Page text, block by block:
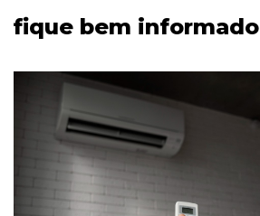
fique bem informado